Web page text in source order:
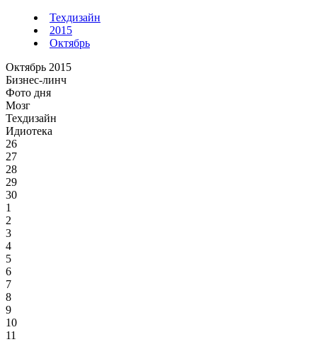
Техдизайн
2015
Октябрь
Октябрь 2015
Бизнес-линч
Фото дня
Мозг
Техдизайн
Идиотека
26
27
28
29
30
1
2
3
4
5
6
7
8
9
10
11